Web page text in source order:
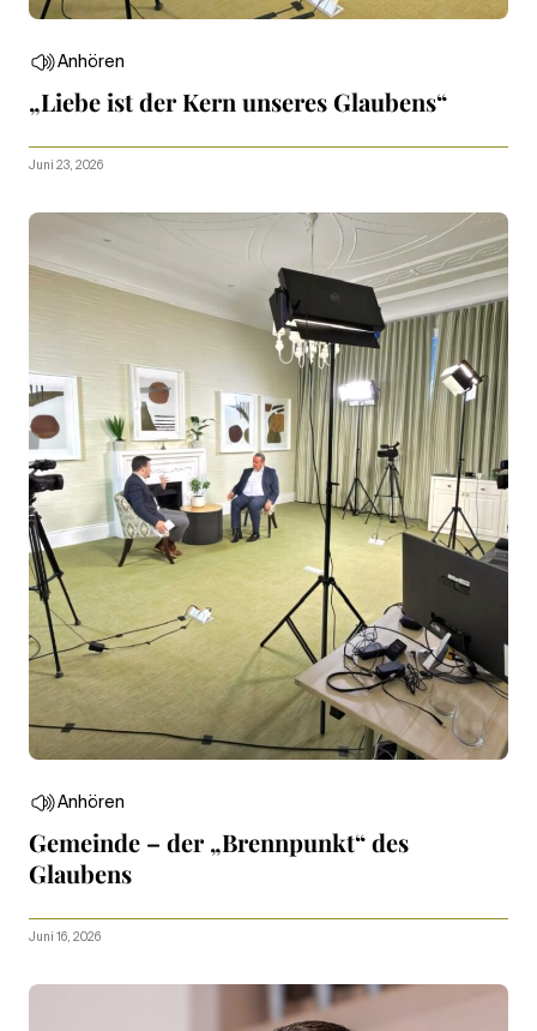
Anhören
„Liebe ist der Kern unseres Glaubens“
Juni 23, 2026
Anhören
Gemeinde – der „Brennpunkt“ des
Glaubens
Juni 16, 2026